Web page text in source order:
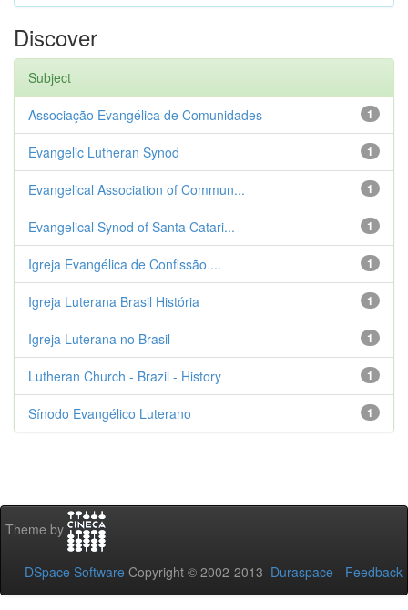
Discover
Subject
1
Associação Evangélica de Comunidades
1
Evangelic Lutheran Synod
1
Evangelical Association of Commun...
1
Evangelical Synod of Santa Catari...
1
Igreja Evangélica de Confissão ...
1
Igreja Luterana Brasil História
1
Igreja Luterana no Brasil
1
Lutheran Church - Brazil - History
1
Sínodo Evangélico Luterano
Theme by
DSpace Software Copyright © 2002-2013 Duraspace - Feedback